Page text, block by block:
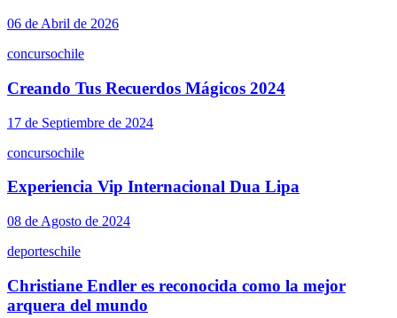
06 de Abril de 2026
concursochile
Creando Tus Recuerdos Mágicos 2024
17 de Septiembre de 2024
concursochile
Experiencia Vip Internacional Dua Lipa
08 de Agosto de 2024
deporteschile
Christiane Endler es reconocida como la mejor
arquera del mundo